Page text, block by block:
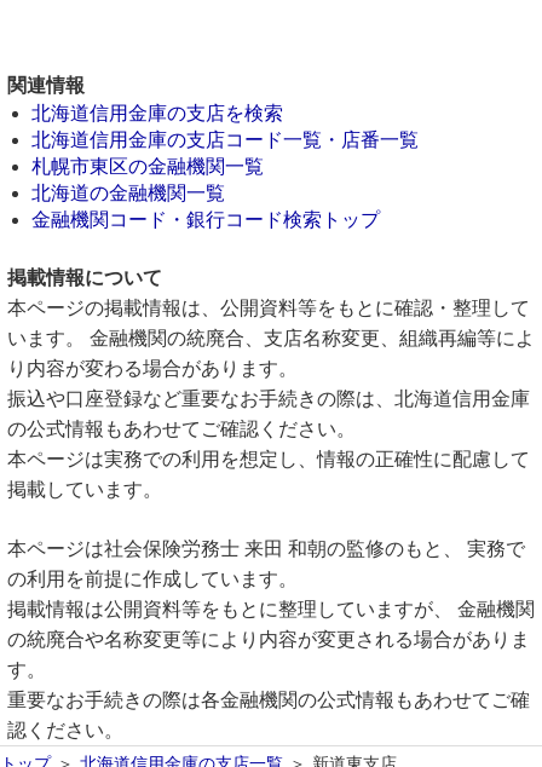
関連情報
北海道信用金庫の支店を検索
北海道信用金庫の支店コード一覧・店番一覧
札幌市東区の金融機関一覧
北海道の金融機関一覧
金融機関コード・銀行コード検索トップ
掲載情報について
本ページの掲載情報は、公開資料等をもとに確認・整理して
います。 金融機関の統廃合、支店名称変更、組織再編等によ
り内容が変わる場合があります。
振込や口座登録など重要なお手続きの際は、北海道信用金庫
の公式情報もあわせてご確認ください。
本ページは実務での利用を想定し、情報の正確性に配慮して
掲載しています。
本ページは社会保険労務士 来田 和朝の監修のもと、 実務で
の利用を前提に作成しています。
掲載情報は公開資料等をもとに整理していますが、 金融機関
の統廃合や名称変更等により内容が変更される場合がありま
す。
重要なお手続きの際は各金融機関の公式情報もあわせてご確
認ください。